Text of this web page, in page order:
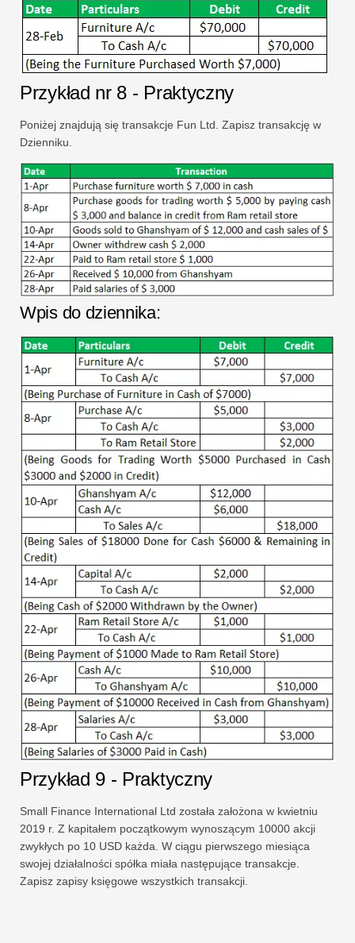
Przykład nr 8 - Praktyczny
Poniżej znajdują się transakcje Fun Ltd. Zapisz transakcję w
Dzienniku.
Wpis do dziennika:
Przykład 9 - Praktyczny
Small Finance International Ltd została założona w kwietniu
2019 r. Z kapitałem początkowym wynoszącym 10000 akcji
zwykłych po 10 USD każda. W ciągu pierwszego miesiąca
swojej działalności spółka miała następujące transakcje.
Zapisz zapisy księgowe wszystkich transakcji.